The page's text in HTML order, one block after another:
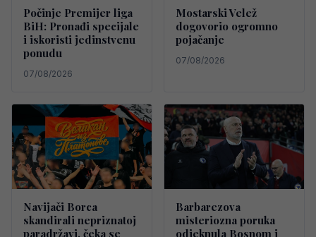
Počinje Premijer liga
BiH: Pronađi specijale
i iskoristi jedinstvenu
ponudu
07/08/2026
Mostarski Velež
dogovorio ogromno
pojačanje
07/08/2026
Navijači Borca
skandirali nepriznatoj
paradržavi, čeka se
Barbarezova
misteriozna poruka
odjeknula Bosnom i